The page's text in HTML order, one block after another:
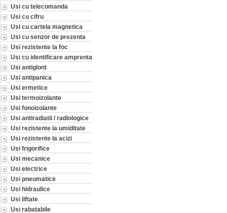
Usi cu telecomanda
Usi cu cifru
Usi cu cartela magnetica
Usi cu senzor de prezenta
Usi rezistente la foc
Usi cu identificare amprenta
Usi antiglont
Usi antipanica
Usi ermetice
Usi termoizolante
Usi fonoizolante
Usi antiradiatii / radiologice
Usi rezistente la umiditate
Usi rezistente la acizi
Usi frigorifice
Usi mecanice
Usi electrice
Usi pneumatice
Usi hidraulice
Usi liftate
Usi rabatabile